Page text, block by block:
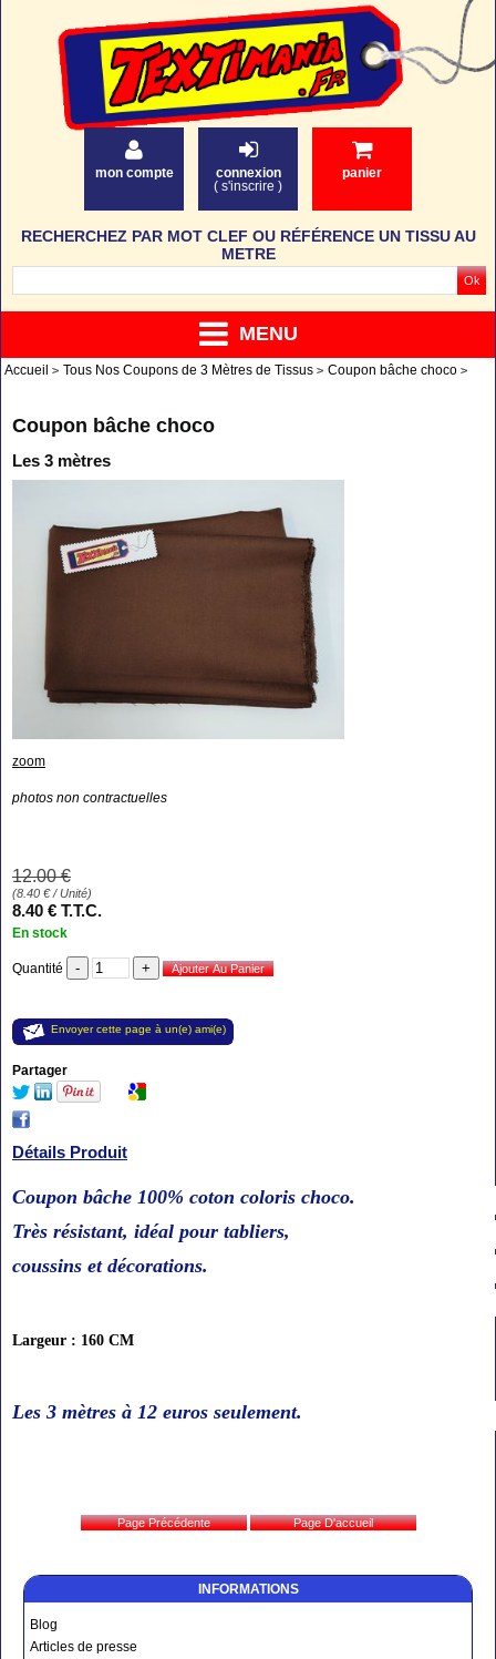
mon compte
connexion
( s'inscrire )
panier
MENU
INFORMATIONS
Blog
Articles de presse
RECHERCHEZ PAR MOT CLEF OU RÉFÉRENCE UN TISSU AU
METRE
Accueil Tous Nos Coupons de 3 Mètres de Tissus Coupon bâche choco
Coupon bâche choco
Les 3 mètres
zoom
photos non contractuelles
12.00 €
(8.40 €/ Unité)
8.40 € T.T.C.
En stock
Quantité
Envoyer cette page à un(e) ami(e)
Partager
Détails Produit
Coupon bâche 100% coton coloris choco.
Très résistant, idéal pour tabliers,
coussins et décorations.
Largeur : 160 CM
Les 3 mètres à 12 euros seulement.